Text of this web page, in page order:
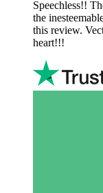
Speechless!!
the
this review.
heart!!!